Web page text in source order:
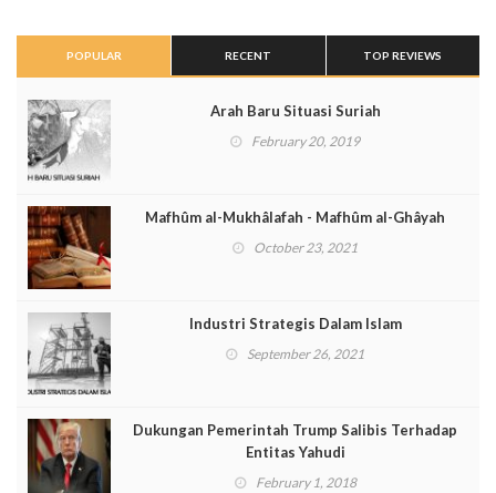
POPULAR RECENT TOP REVIEWS
Arah Baru Situasi Suriah
February 20, 2019
Mafhûm al-Mukhâlafah - Mafhûm al-Ghâyah
October 23, 2021
Industri Strategis Dalam Islam
September 26, 2021
Dukungan Pemerintah Trump Salibis Terhadap
Entitas Yahudi
February 1, 2018